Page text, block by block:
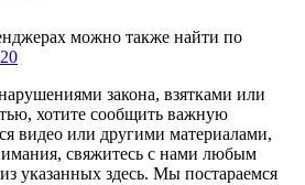
можно также найти по
закона, взятками или
хотите сообщить важную
видео или другими материалами,
свяжитесь с нами любым
указанных здесь. Мы постараемся